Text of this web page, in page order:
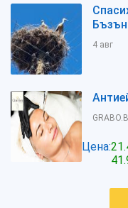
Бъзън
4 авг
Цена: